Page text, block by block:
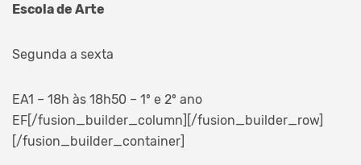
Escola de Arte
Segunda a sexta
EA1 – 18h às 18h50 – 1º e 2º ano
EF[/fusion_builder_column][/fusion_builder_row]
[/fusion_builder_container]